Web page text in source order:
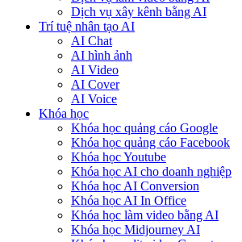
Dịch vụ xây kênh bằng AI
Trí tuệ nhân tạo AI
AI Chat
AI hình ảnh
AI Video
AI Cover
AI Voice
Khóa học
Khóa học quảng cáo Google
Khóa học quảng cáo Facebook
Khóa học Youtube
Khóa học AI cho doanh nghiệp
Khóa học AI Conversion
Khóa học AI In Office
Khóa học làm video bằng AI
Khóa học Midjourney AI